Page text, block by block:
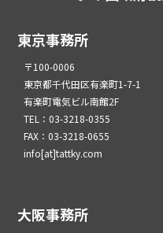
東京事務所
〒100-0006
東京都千代田区有楽町1-7-1
有楽町電気ビル南館2F
TEL：03-3218-0355
FAX：03-3218-0655
info[at]tattky.com
大阪事務所